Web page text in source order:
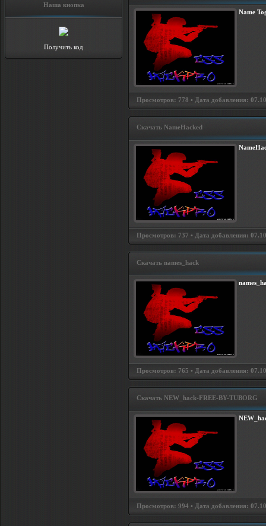
Наша кнопка
Получить код
Name
Просмотров: 778 • Дата добавления:
Скачать NameHacked
Просмотров: 737 • Дата добавления:
Скачать names_hack
Просмотров: 765 • Дата добавления:
Скачать NEW_hack-FREE-BY-TUBORG
Просмотров: 994 • Дата добавления: